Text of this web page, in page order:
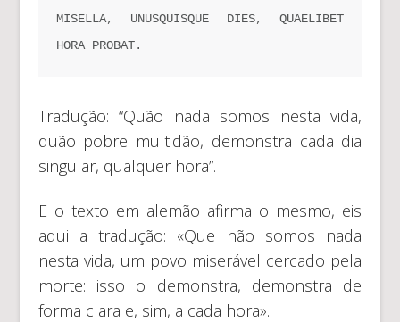
MISELLA, UNUSQUISQUE DIES, QUAELIBET
HORA PROBAT.
Tradução: “Quão nada somos nesta vida,
quão pobre multidão, demonstra cada dia
singular, qualquer hora”.
E o texto em alemão afirma o mesmo, eis
aqui a tradução: «Que não somos nada
nesta vida, um povo miserável cercado pela
morte: isso o demonstra, demonstra de
forma clara e, sim, a cada hora».